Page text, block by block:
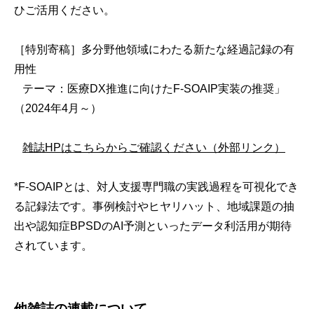
ひご活用ください。
［特別寄稿］多分野他領域にわたる新たな経過記録の有
用性
テーマ：医療DX推進に向けたF-SOAIP実装の推奨」
（2024年4月～）
雑誌HPはこちらからご確認ください（外部リンク）
*F-SOAIPとは、対人支援専門職の実践過程を可視化でき
る記録法です。事例検討やヒヤリハット、地域課題の抽
出や認知症BPSDのAI予測といったデータ利活用が期待
されています。